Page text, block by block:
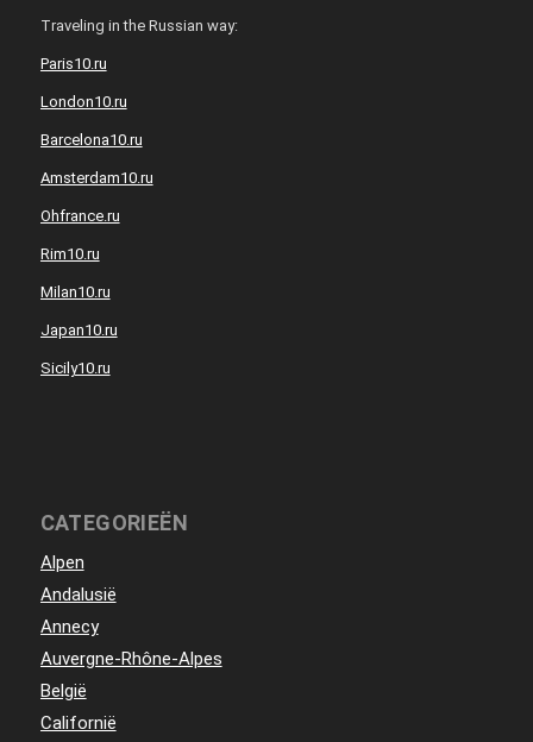
Traveling in the Russian way:
Paris10.ru
London10.ru
Barcelona10.ru
Amsterdam10.ru
Ohfrance.ru
Rim10.ru
Milan10.ru
Japan10.ru
Sicily10.ru
CATEGORIEËN
Alpen
Andalusië
Annecy
Auvergne-Rhône-Alpes
België
Californië